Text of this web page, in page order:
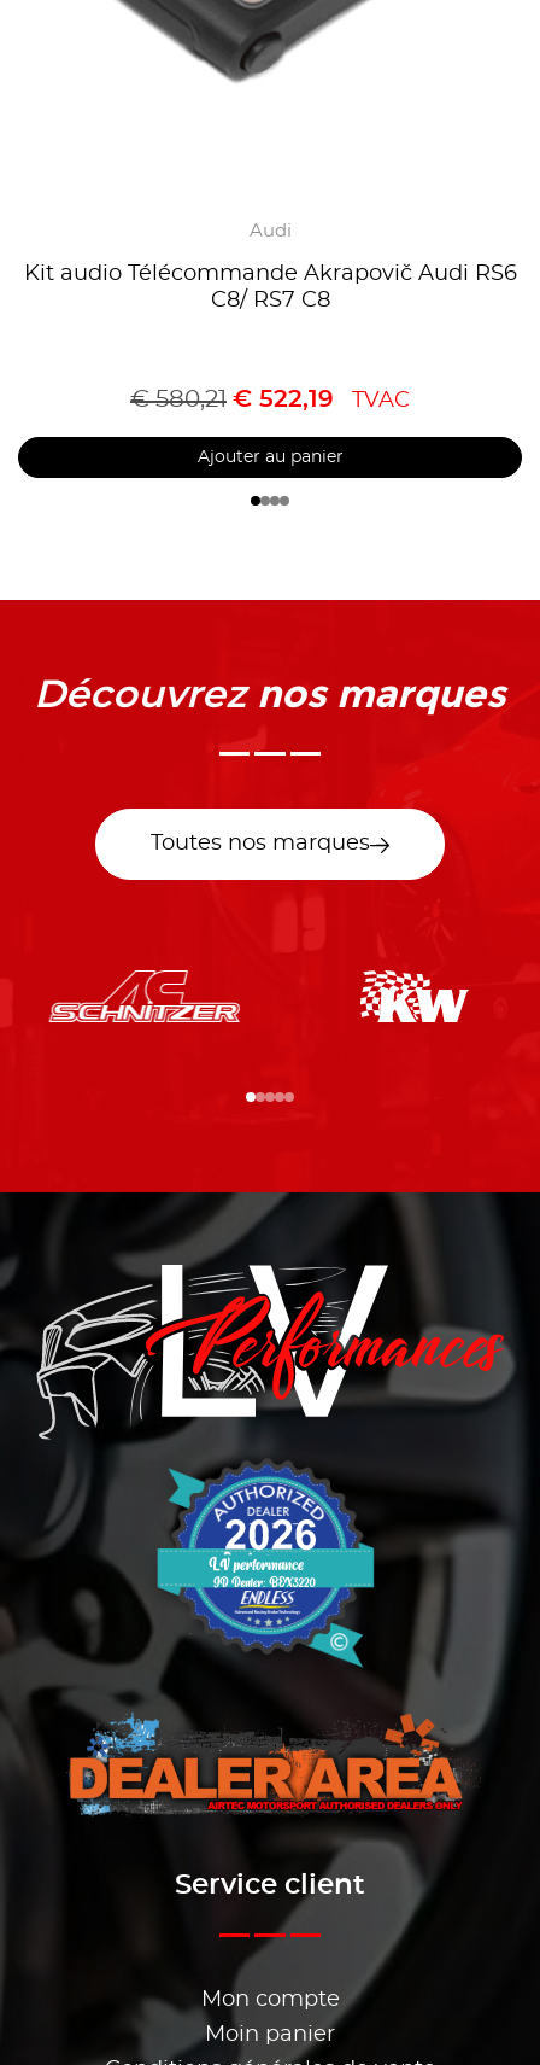
Audi
Kit audio Télécommande Akrapovič Audi RS6
C8/ RS7 C8
€580,21 € 522,19 TVAC
Ajouter au panier
Découvrez nos marques
Toutes nos marques
Service client
Mon compte
Moin panier